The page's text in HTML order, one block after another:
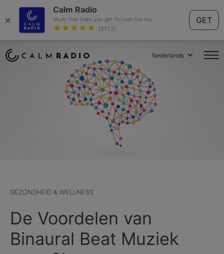
×
Calm Radio
Music that helps you get through the day.
★★★★★ (3113)
GET
Nederlands
GEZONDHEID & WELLNESS
De Voordelen van
Binaural Beat Muziek